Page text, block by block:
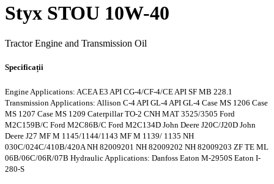
Styx STOU 10W-40
Tractor Engine and Transmission Oil
Specificații
Engine Applications: ACEA E3 API CG-4/CF-4/CEAPI SF MB 228.1
Transmission Applications: Allison C-4API GL-4API GL-4 Case MS 1206 Case
MS 1207 Case MS 1209 Caterpillar TO-2 CNH MAT 3525/3505 Ford
M2C159B/C Ford M2C86B/C Ford M2C134D John Deere J20C/J20D John
Deere J27 MF M 1145/1144/1143 MF M 1139/ 1135 NH
030C/024C/410B/420ANH 82009201 NH 82009202 NH 82009203 ZF TE ML
06B/06C/06R/07B Hydraulic Applications: Danfoss Eaton M-2950S Eaton I-
280-S